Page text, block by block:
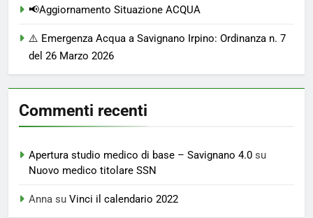
📢Aggiornamento Situazione ACQUA
⚠️ Emergenza Acqua a Savignano Irpino: Ordinanza n. 7
del 26 Marzo 2026
Commenti recenti
Apertura studio medico di base – Savignano 4.0 su
Nuovo medico titolare SSN
Anna su Vinci il calendario 2022